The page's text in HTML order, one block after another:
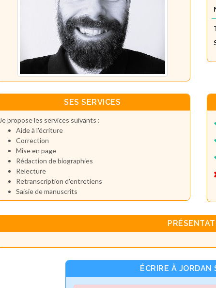
SES SERVICES
Je propose les services suivants :
Aide à l'écriture
Correction
Mise en page
Rédaction de biographies
Relecture
Retranscription d'entretiens
Saisie de manuscrits
ÉCRIRE À JORDAN